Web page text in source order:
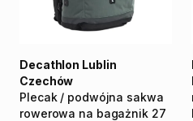
Plecak ​/​ podwójna sakwa
rowerowa na bagażnik 27
Decathlon Lublin
Czechów